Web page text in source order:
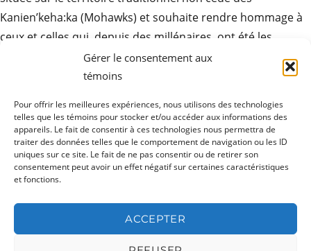
Gérer le consentement aux
témoins
Pour offrir les meilleures expériences, nous utilisons des technologies
telles que les témoins pour stocker et/ou accéder aux informations des
appareils. Le fait de consentir à ces technologies nous permettra de
traiter des données telles que le comportement de navigation ou les ID
uniques sur ce site. Le fait de ne pas consentir ou de retirer son
consentement peut avoir un effet négatif sur certaines caractéristiques
et fonctions.
ACCEPTER
Kanien’keha:ka (Mohawks) et souhaite rendre hommage à
ceux et celles qui, depuis des millénaires, ont été les
gardiens de ces terres. Elle exprime son respect pour la
contribution des peuples autochtones à la culture des
Produits
ouvrir
le
le
le